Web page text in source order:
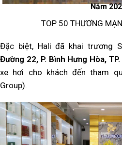
Năm
TOP 50 THƯƠNG
Đặc biệt, Hali đã khai trương
Đường 22, P. Bình Hưng Hòa,
xe hơi cho khách đến tham
Group).